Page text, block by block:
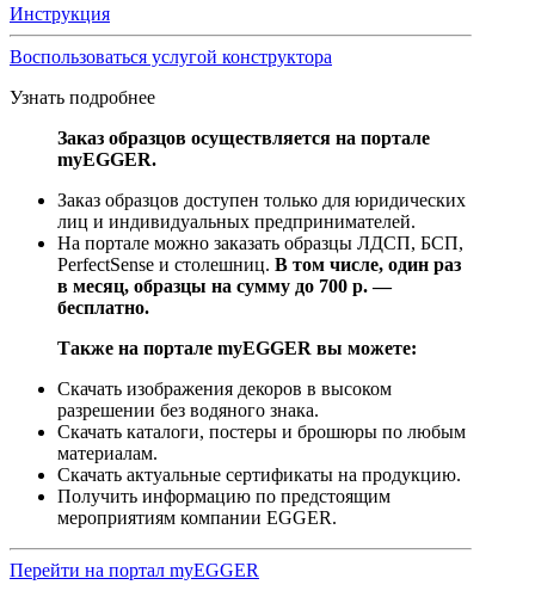
Инструкция
Воспользоваться услугой конструктора
Узнать подробнее
Заказ образцов осуществляется на портале
myEGGER.
Заказ образцов доступен только для юридических
лиц и индивидуальных предпринимателей.
На портале можно заказать образцы ЛДСП, БСП,
PerfectSense и столешниц. В том числе, один раз
в месяц, образцы на сумму до 700 р. —
бесплатно.
Также на портале myEGGER вы можете:
Скачать изображения декоров в высоком
разрешении без водяного знака.
Скачать каталоги, постеры и брошюры по любым
материалам.
Скачать актуальные сертификаты на продукцию.
Получить информацию по предстоящим
мероприятиям компании EGGER.
Перейти на портал myEGGER